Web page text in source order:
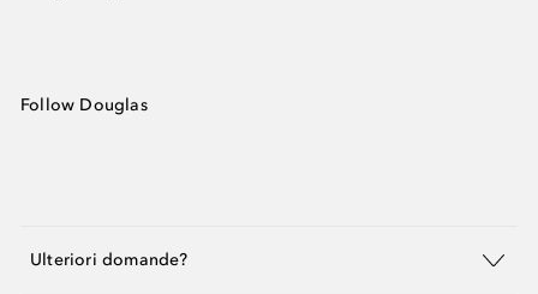
Follow Douglas
Ulteriori domande?